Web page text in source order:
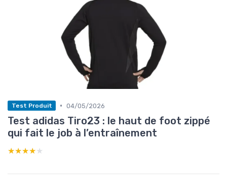
Test Produit • 04/05/2026
Test adidas Tiro23 : le haut de foot zippé
qui fait le job à l’entraînement
★★★★★
★★★★★